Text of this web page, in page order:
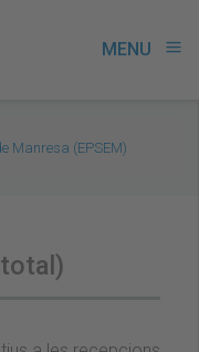
MENU menu
Manresa (EPSEM)